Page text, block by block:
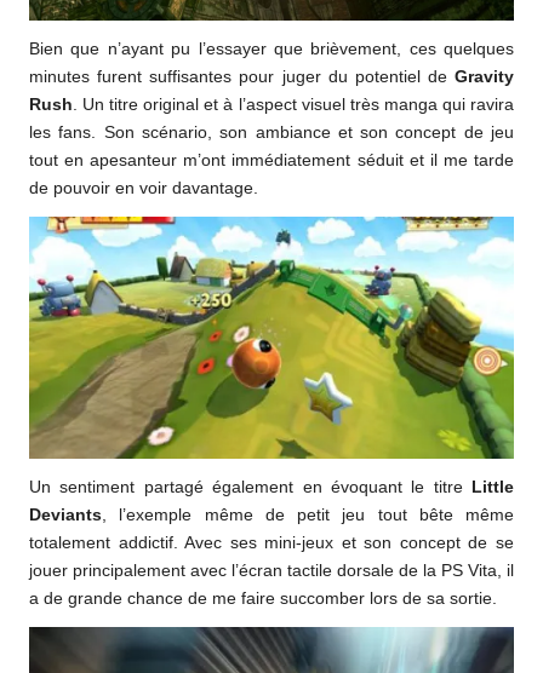
Bien que n’ayant pu l’essayer que brièvement, ces quelques
minutes furent suffisantes pour juger du potentiel deGravity
Rush . Un titre original et à l’aspect visuel très manga qui ravira
les fans. Son scénario, son ambiance et son concept de jeu
tout en apesanteur m’ont immédiatement séduit et il me tarde
de pouvoir en voir davantage.
Un sentiment partagé également en évoquant le titre
Little
Deviants , l’exemple même de petit jeu tout bête même
totalement addictif. Avec ses mini-jeux et son concept de se
jouer principalement avec l’écran tactile dorsale de la PS Vita, il
a de grande chance de me faire succomber lors de sa sortie.